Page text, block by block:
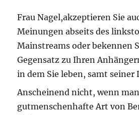
Frau Nagel,akzeptieren Sie
Meinungen abseits des
Mainstreams oder bekennen
Gegensatz zu Ihren
in dem Sie leben, samt seiner
Anscheinend nicht, wenn
gutmenschenhafte Art von